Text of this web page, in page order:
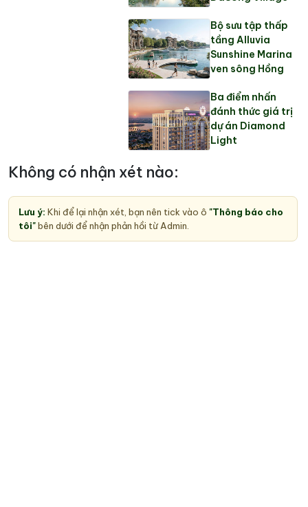
Bộ sưu tập thấp
tầng Alluvia
Sunshine Marina
ven sông Hồng
Ba điểm nhấn
đánh thức giá trị
dự án Diamond
Light
Không có nhận xét nào:
Lưu ý: Khi để lại nhận xét, bạn nên tick vào ô "Thông báo cho
tôi"bên dưới để nhận phản hồi từ Admin.